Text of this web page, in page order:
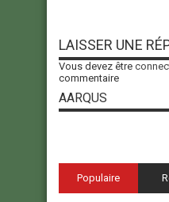
LAISSER UNE
Vous devez être
commentaire
AARQUS
Populaire